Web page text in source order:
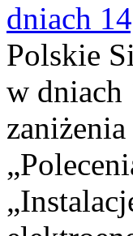
dniach
Polskie
w dniach